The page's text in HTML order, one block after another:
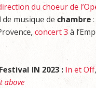
du choeur de
de musique de chambre
concert 3 à
Festival IN 2023 : In et Off,
above